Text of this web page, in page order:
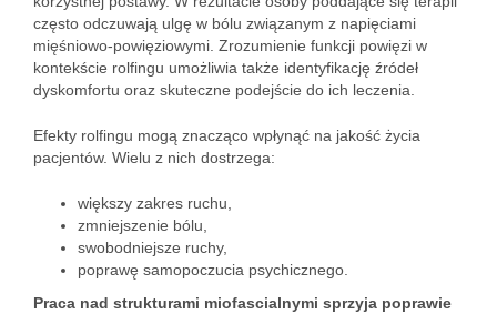
często odczuwają ulgę w bólu związanym z napięciami
mięśniowo-powięziowymi. Zrozumienie funkcji powięzi w
kontekście rolfingu umożliwia także identyfikację źródeł
dyskomfortu oraz skuteczne podejście do ich leczenia.
Efekty rolfingu mogą znacząco wpłynąć na jakość życia
pacjentów. Wielu z nich dostrzega:
większy zakres ruchu,
zmniejszenie bólu,
swobodniejsze ruchy,
poprawę samopoczucia psychicznego.
Praca nad strukturami miofascialnymi sprzyja poprawie